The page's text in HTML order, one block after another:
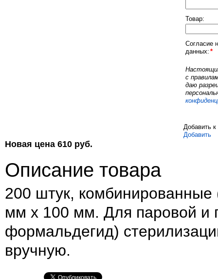
Товар:
Согласие
данных: *
с
даю
Добавить
Добавить
Новая цена 610 руб.
Описание товара
200 штук, комбинированные
мм х 100 мм. Для паровой и
формальдегид)
вручную.